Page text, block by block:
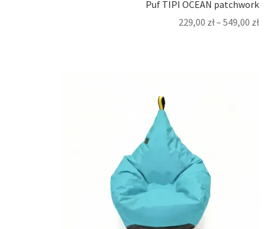
Puf TIPI OCEAN patchwork
229,00 zł–549,00 zł